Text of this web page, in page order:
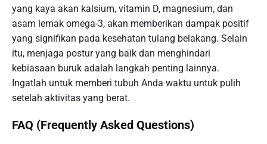
yang kaya akan kalsium, vitamin D, magnesium, dan
asam lemak omega-3, akan memberikan dampak positif
yang signifikan pada kesehatan tulang belakang. Selain
itu, menjaga postur yang baik dan menghindari
kebiasaan buruk adalah langkah penting lainnya.
Ingatlah untuk memberi tubuh Anda waktu untuk pulih
setelah aktivitas yang berat.
FAQ (Frequently Asked Questions)